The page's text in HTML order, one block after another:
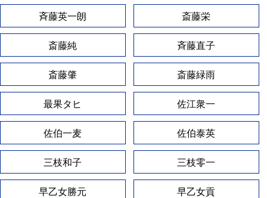
斉藤英一朗 斎藤栄
斎藤純 斉藤直子
斎藤肇 斎藤緑雨
最果タヒ 佐江衆一
佐伯一麦 佐伯泰英
三枝和子 三枝零一
早乙女勝元 早乙女貢